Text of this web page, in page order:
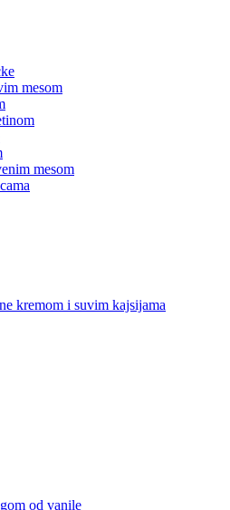
mesom
mesom
kremom i suvim kajsijama
od vanile